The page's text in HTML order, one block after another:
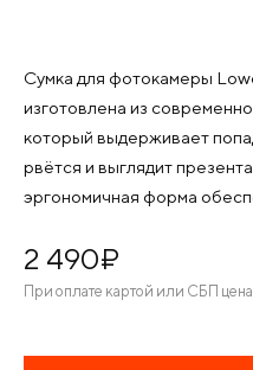
Сумка для фотокамеры
изготовлена из
который выдерживает
рвётся и выглядит
эргономичная форма
2 490¤
При оплате картой или СБП цена